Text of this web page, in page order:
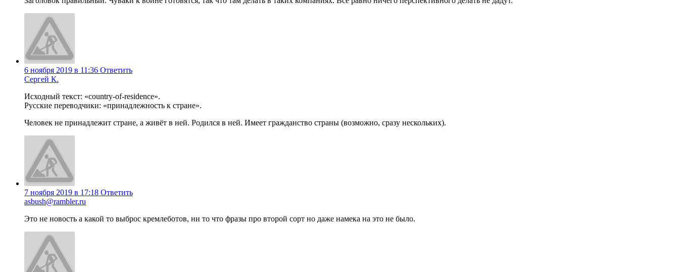
6 ноября 2019 в 11:36 Ответить
Сергей К.
Исходный текст: «country-of-residence».
Русские переводчики: «принадлежность к стране».
Человек не принадлежит стране, а живёт в ней. Родился в ней. Имеет гражданство страны (возможно, сразу нескольких).
7 ноября 2019 в 17:18 Ответить
asbush@rambler.ru
Это не новость а какой то выброс кремлеботов, ни то что фразы про второй сорт но даже намека на это не было.